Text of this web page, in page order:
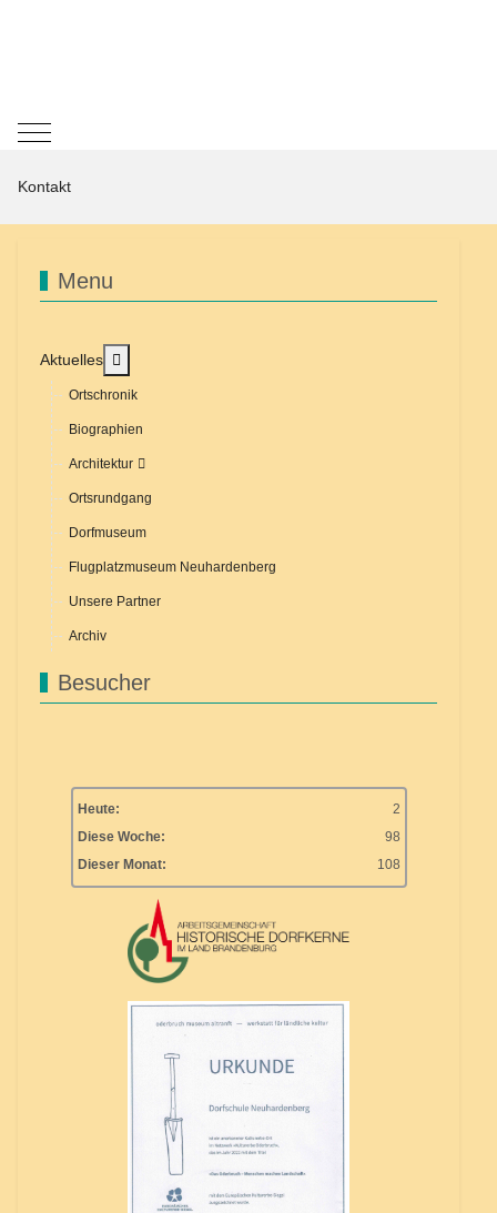
Mobile Menu Toggle
Kontakt
Menu
Aktuelles
Ortschronik
Biographien
Architektur
Ortsrundgang
Dorfmuseum
Flugplatzmuseum Neuhardenberg
Unsere Partner
Archiv
Besucher
Heute:
2
Diese Woche:
98
Dieser Monat:
108